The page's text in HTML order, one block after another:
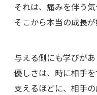
それは、痛みを伴う気
そこから本当の成長が
与える側にも学びがあ
優しさは、時に相手を
支えるほどに、相手